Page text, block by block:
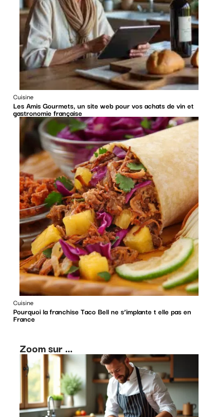
Cuisine
Les Amis Gourmets, un site web pour vos achats de vin et
gastronomie française
Cuisine
Pourquoi la franchise Taco Bell ne s’implante t elle pas en
France
Zoom sur ...